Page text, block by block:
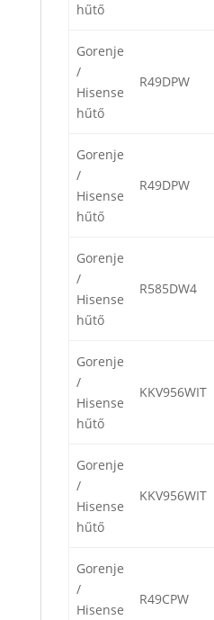
hűtő
Gorenje
/
Hisense
hűtő
R49DPW
Gorenje
/
Hisense
hűtő
R49DPW
Gorenje
/
Hisense
hűtő
R585DW4
Gorenje
/
Hisense
hűtő
KKV956WIT
Gorenje
/
Hisense
hűtő
KKV956WIT
Gorenje
/
Hisense
R49CPW